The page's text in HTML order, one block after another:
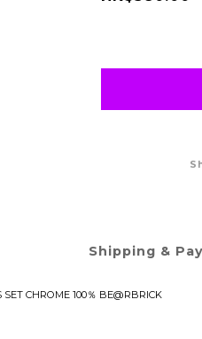
Shipping &
CHROME 100％ BE@RBRICK